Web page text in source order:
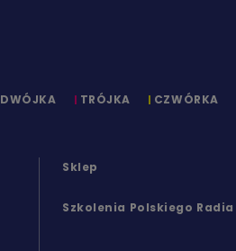
DWÓJKA TRÓJKA CZWÓRKA
Sklep
Szkolenia Polskiego Radia